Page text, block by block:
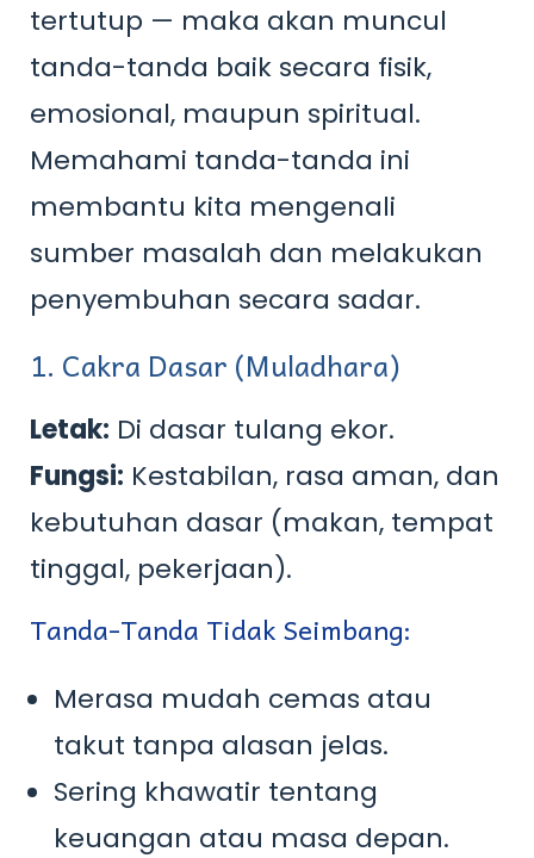
tertutup — maka akan muncul
tanda-tanda baik secara fisik,
emosional, maupun spiritual.
Memahami tanda-tanda ini
membantu kita mengenali
sumber masalah dan melakukan
penyembuhan secara sadar.
1. Cakra Dasar (Muladhara)
Letak: Di dasar tulang ekor.
Fungsi: Kestabilan, rasa aman, dan
kebutuhan dasar (makan, tempat
tinggal, pekerjaan).
Tanda-Tanda Tidak Seimbang:
Merasa mudah cemas atau
takut tanpa alasan jelas.
Sering khawatir tentang
keuangan atau masa depan.